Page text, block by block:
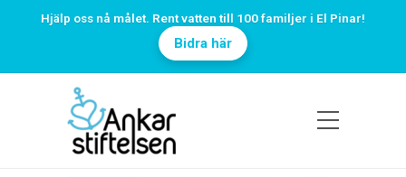
Hjälp oss nå målet. Rent vatten till 100 familjer i El Pinar!
Bidra här